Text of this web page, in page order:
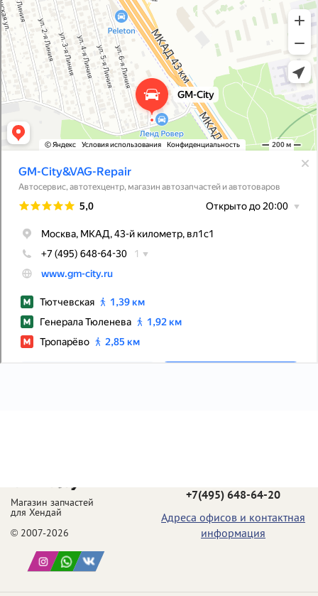
Магазин запчастей
для Хендай
© 2007-2026
+7(495) 648-64-20
Адреса офисов и контактная
информация